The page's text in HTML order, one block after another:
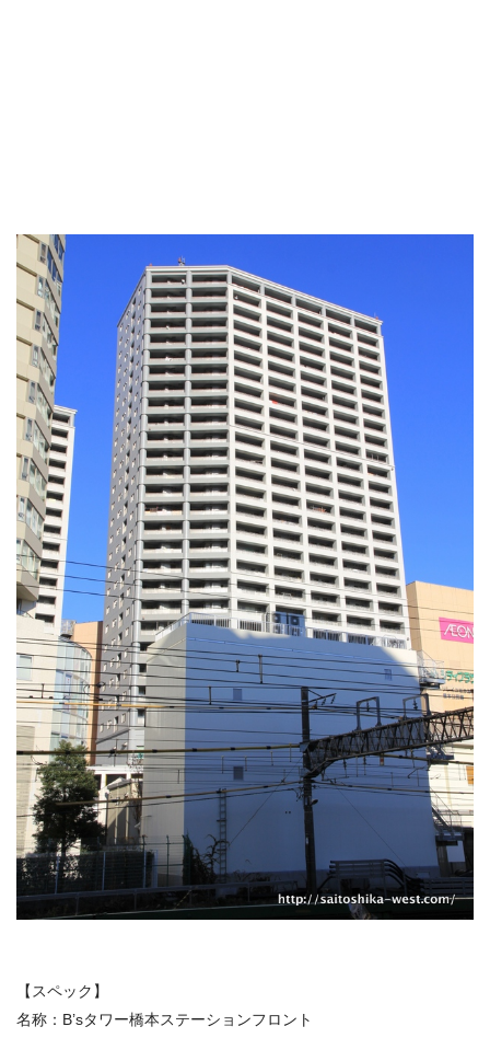
【スペック】
名称： B’sタワー橋本ステーションフロント